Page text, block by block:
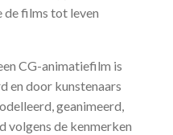
de films tot leven
CG-animatiefilm is
en door kunstenaars
geanimeerd,
volgens de kenmerken